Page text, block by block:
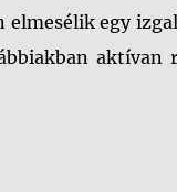
elmesélik egy
aktívan